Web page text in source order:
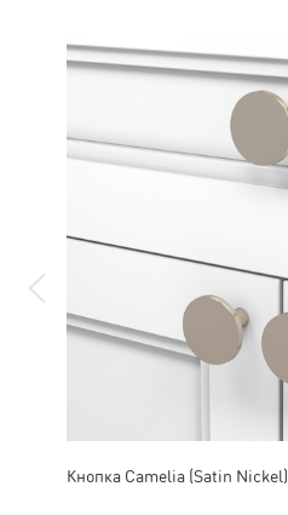
Кнопка Camelia (Satin Nickel)